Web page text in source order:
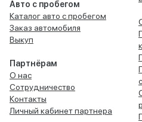
Авто с пробегом
Каталог авто с пробегом
Заказ автомобиля
Выкуп
Партнёрам
О нас
Сотрудничество
Контакты
Личный кабинет партнера